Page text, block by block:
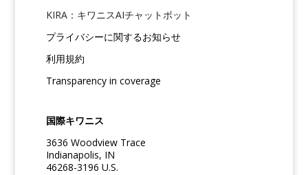
KIRA：キワニスAIチャットボット
プライバシーに関するお知らせ
利用規約
Transparency in coverage
国際キワニス
3636 Woodview Trace
Indianapolis, IN
46268-3196 U.S.